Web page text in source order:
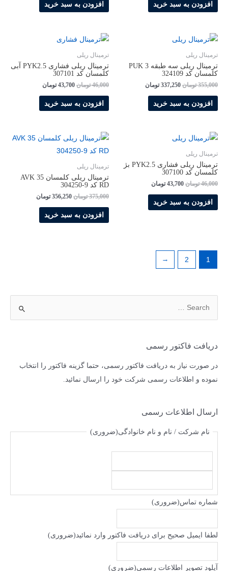
دریافت فاکتور رسمی
در صورت نیاز به دریافت فاکتور رسمی، حتما گزینه فاکتور را انتخاب
نموده و اطلاعات رسمی شرکت خود را ارسال نمائید.
ارسال اطلاعات رسمی
نام شرکت / نام و نام خانوادگی(ضروری)
شماره تماس(ضروری)
لطفا ایمیل صحیح برای دریافت فاکتور وارد نمائید (ضروری)
آپلود تصویر اطلاعات رسمی(ضروری)
افزودن به سبد خرید افزودن به سبد خرید
ترمینال ریلی
ترمینال ریلی سه طبقه PUK 3
کلمسان کد 324109
355,000 تومان 337,250 تومان
افزودن به سبد خرید
ترمینال ریلی
ترمینال ریلی فشاری PYK2.5 آبی
کلمسان کد 307101
46,000 تومان 43,700 تومان
افزودن به سبد خرید
ترمینال ریلی
ترمینال ریلی فشاری PYK2.5 بژ
کلمسان کد 307100
46,000 تومان 43,700 تومان
افزودن به سبد خرید
ترمینال ریلی
ترمینال ریلی کلمسان AVK 35
RD کد 9-304250
375,000 تومان 356,250 تومان
افزودن به سبد خرید
1
2
←